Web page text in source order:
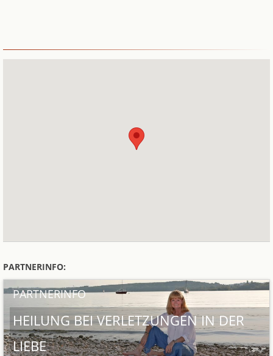
PARTNERINFO:
HEILUNG BEI VERLETZUNGEN IN DER
LIEBE
PARTNERINFO